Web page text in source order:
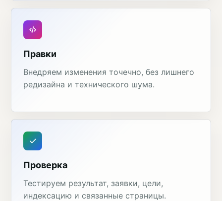
Правки
Внедряем изменения точечно, без лишнего
редизайна и технического шума.
Проверка
Тестируем результат, заявки, цели,
индексацию и связанные страницы.